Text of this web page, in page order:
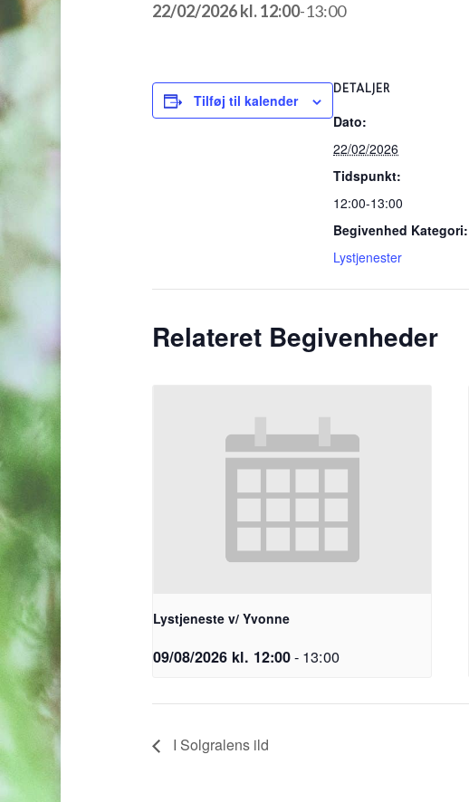
22/02/2026 kl. 12:00-13:00
Tilføj til kalender
DETALJER
Dato:
22/02/2026
Tidspunkt:
12:00-13:00
Begivenhed Kategori:
Lystjenester
Relateret Begivenheder
Lystjeneste v/ Yvonne
09/08/2026 kl. 12:00- 13:00
I Solgralens ild